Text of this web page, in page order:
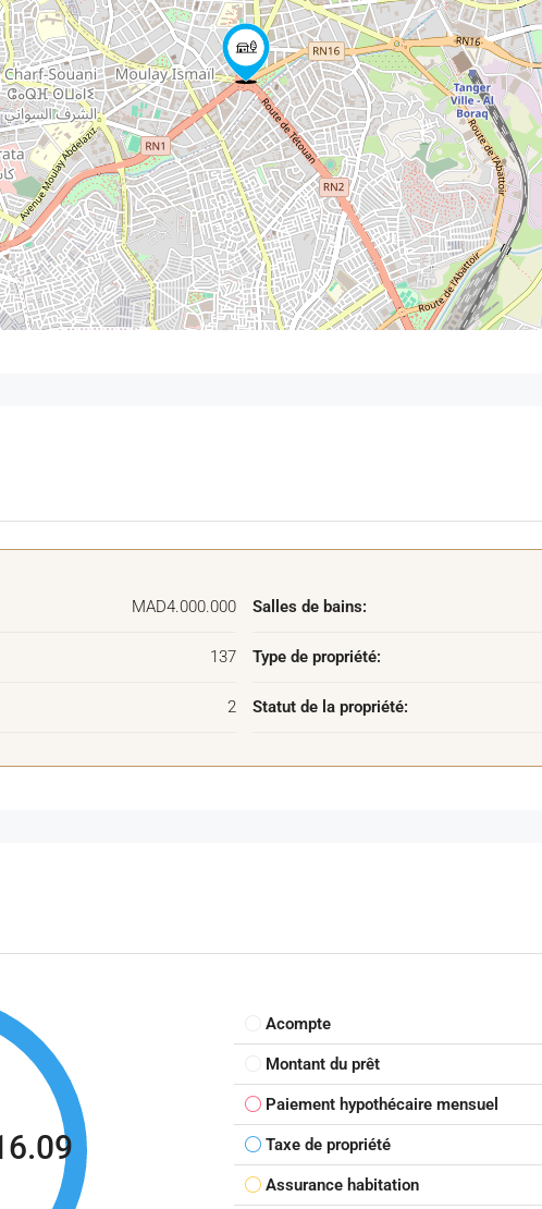
de nous contacter.
MAD4.000.000
137
2
Salles de bains:
Type de propriété:
Statut de la propriété:
Acompte
Montant du prêt
Paiement hypothécaire mensuel
Taxe de propriété
Assurance habitation